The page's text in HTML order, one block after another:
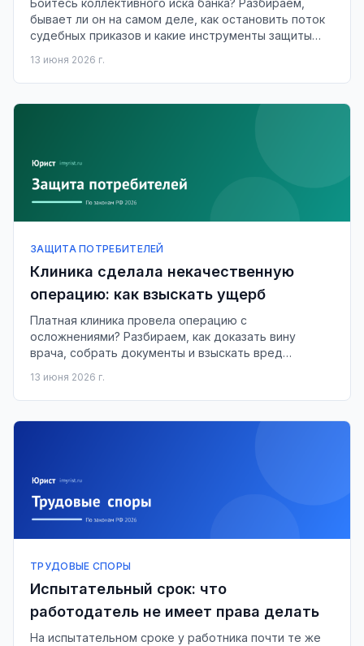
Боитесь коллективного иска банка? Разбираем,
бывает ли он на самом деле, как остановить поток
судебных приказов и какие инструменты защиты
13 июня 2026 г.
ЗАЩИТА ПОТРЕБИТЕЛЕЙ
Клиника сделала некачественную
операцию: как взыскать ущерб
Платная клиника провела операцию с
осложнениями? Разбираем, как доказать вину
врача, собрать документы и взыскать вред
13 июня 2026 г.
ТРУДОВЫЕ СПОРЫ
Испытательный срок: что
работодатель не имеет права делать
На испытательном сроке у работника почти те же